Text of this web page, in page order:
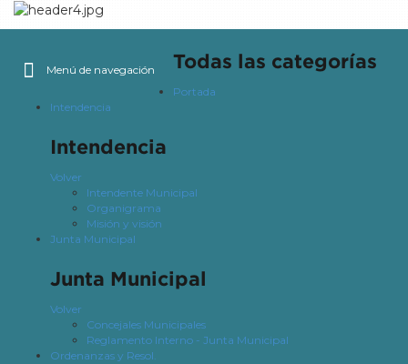
Menú de navegación Todas las categorías
Portada
Intendencia
Intendencia
Volver
Intendente Municipal
Organigrama
Misión y visión
Junta Municipal
Junta Municipal
Volver
Concejales Municipales
Reglamento Interno - Junta Municipal
Ordenanzas y Resol.